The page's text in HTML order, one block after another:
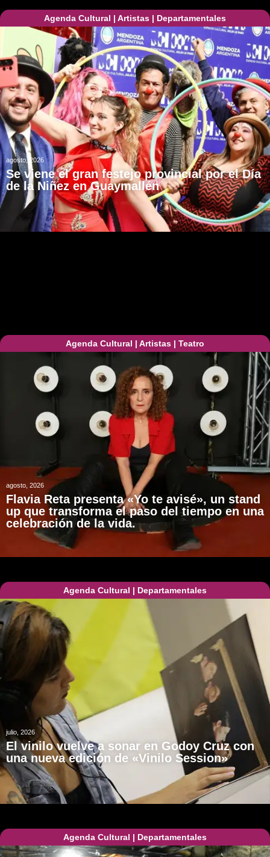
Agenda Cultural | Artistas | Departamentales
agosto, 2026
Se viene el gran festejo provincial por el Día
de la Niñez en Guaymallén
Agenda Cultural | Artistas | Teatro
agosto, 2026
Flavia Reta presenta «Yo te avisé», un stand
up que transforma el paso del tiempo en una
celebración de la vida.
Agenda Cultural | Departamentales
julio, 2026
El vinilo vuelve a sonar en Godoy Cruz con
una nueva edición de «Vinilo Session»
Agenda Cultural | Departamentales